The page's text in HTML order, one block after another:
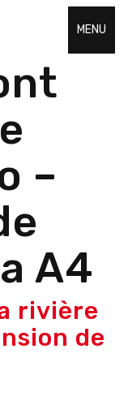
MENU
–
A4
rivière
de